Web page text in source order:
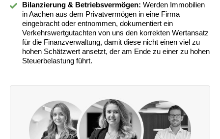
Bilanzierung & Betriebsvermögen: Werden Immobilien
in Aachen aus dem Privatvermögen in eine Firma
eingebracht oder entnommen, dokumentiert ein
Verkehrswertgutachten von uns den korrekten Wertansatz
für die Finanzverwaltung, damit diese nicht einen viel zu
hohen Schätzwert ansetzt, der am Ende zu einer zu hohen
Steuerbelastung führt.